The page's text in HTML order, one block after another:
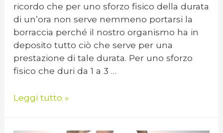
ricordo che per uno sforzo fisico della durata
di un’ora non serve nemmeno portarsi la
borraccia perché il nostro organismo ha in
deposito tutto ciò che serve per una
prestazione di tale durata. Per uno sforzo
fisico che duri da 1 a 3 …
Leggi tutto »